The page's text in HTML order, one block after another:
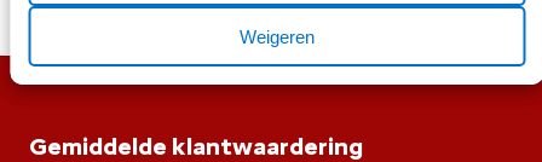
Weigeren
Gemiddelde klantwaardering